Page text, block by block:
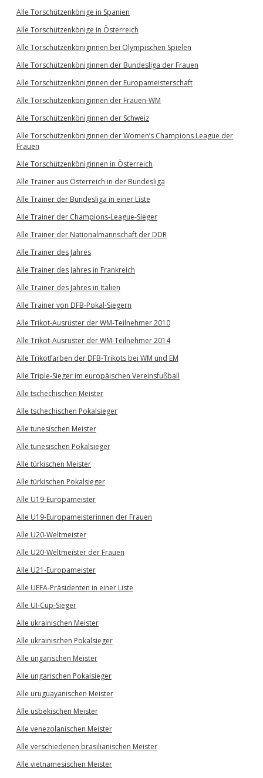
Alle Torschützenkönige in Spanien
Alle Torschützenkönige in Österreich
Alle Torschützenköniginnen bei Olympischen Spielen
Alle Torschützenköniginnen der Bundesliga der Frauen
Alle Torschützenköniginnen der Europameisterschaft
Alle Torschützenköniginnen der Frauen-WM
Alle Torschützenköniginnen der Schweiz
Alle Torschützenköniginnen der Women’s Champions League der
Frauen
Alle Torschützenköniginnen in Österreich
Alle Trainer aus Österreich in der Bundesliga
Alle Trainer der Bundesliga in einer Liste
Alle Trainer der Champions-League-Sieger
Alle Trainer der Nationalmannschaft der DDR
Alle Trainer des Jahres
Alle Trainer des Jahres in Frankreich
Alle Trainer des Jahres in Italien
Alle Trainer von DFB-Pokal-Siegern
Alle Trikot-Ausrüster der WM-Teilnehmer 2010
Alle Trikot-Ausrüster der WM-Teilnehmer 2014
Alle Trikotfarben der DFB-Trikots bei WM und EM
Alle Triple-Sieger im europäischen Vereinsfußball
Alle tschechischen Meister
Alle tschechischen Pokalsieger
Alle tunesischen Meister
Alle tunesischen Pokalsieger
Alle türkischen Meister
Alle türkischen Pokalsieger
Alle U19-Europameister
Alle U19-Europameisterinnen der Frauen
Alle U20-Weltmeister
Alle U20-Weltmeister der Frauen
Alle U21-Europameister
Alle UEFA-Präsidenten in einer Liste
Alle UI-Cup-Sieger
Alle ukrainischen Meister
Alle ukrainischen Pokalsieger
Alle ungarischen Meister
Alle ungarischen Pokalsieger
Alle uruguayanischen Meister
Alle usbekischen Meister
Alle venezolanischen Meister
Alle verschiedenen brasilianischen Meister
Alle vietnamesischen Meister